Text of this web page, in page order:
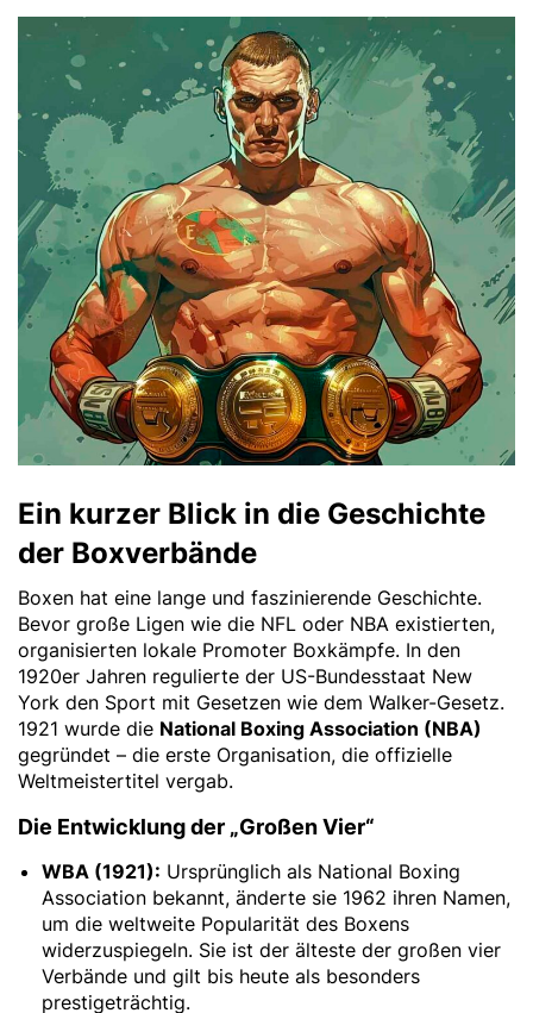
Ein kurzer Blick in die Geschichte
der Boxverbände
Boxen hat eine lange und faszinierende Geschichte.
Bevor große Ligen wie die NFL oder NBA existierten,
organisierten lokale Promoter Boxkämpfe. In den
1920er Jahren regulierte der US-Bundesstaat New
York den Sport mit Gesetzen wie dem Walker-Gesetz.
1921 wurde die National Boxing Association (NBA)
gegründet – die erste Organisation, die offizielle
Weltmeistertitel vergab.
Die Entwicklung der „Großen Vier“
WBA (1921): Ursprünglich als National Boxing
Association bekannt, änderte sie 1962 ihren Namen,
um die weltweite Popularität des Boxens
widerzuspiegeln. Sie ist der älteste der großen vier
Verbände und gilt bis heute als besonders
prestigeträchtig.